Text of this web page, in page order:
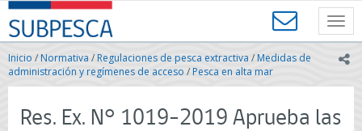
Contenido
principal
SUBPESCA
-
Subsecretaría
de
Pesca
Acuicultura
Inicio /Normativa / Regulaciones de pesca extractiva / Medidas de
administración y regímenes de acceso / Pesca en alta mar
Res. Ex. N° 1019-2019 Aprueba las